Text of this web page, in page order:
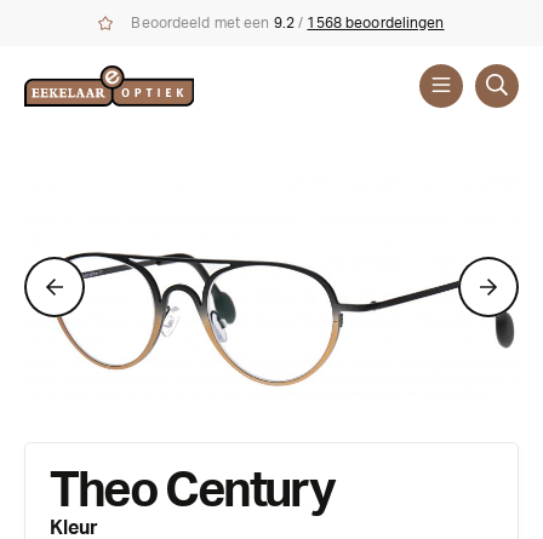
Beoordeeld met een 9.2 / 1568 beoordelingen
Theo
Theo Century
Kleur